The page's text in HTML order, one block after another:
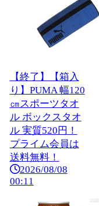
【終了】【箱入
り】PUMA 幅120
㎝スポーツタオ
ル ボックスタオ
ル 実質520円！
プライム会員は
送料無料！
2026/08/08
00:11